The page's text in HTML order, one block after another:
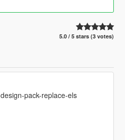
5.0 / 5 stars (3 votes)
pack-replace-els